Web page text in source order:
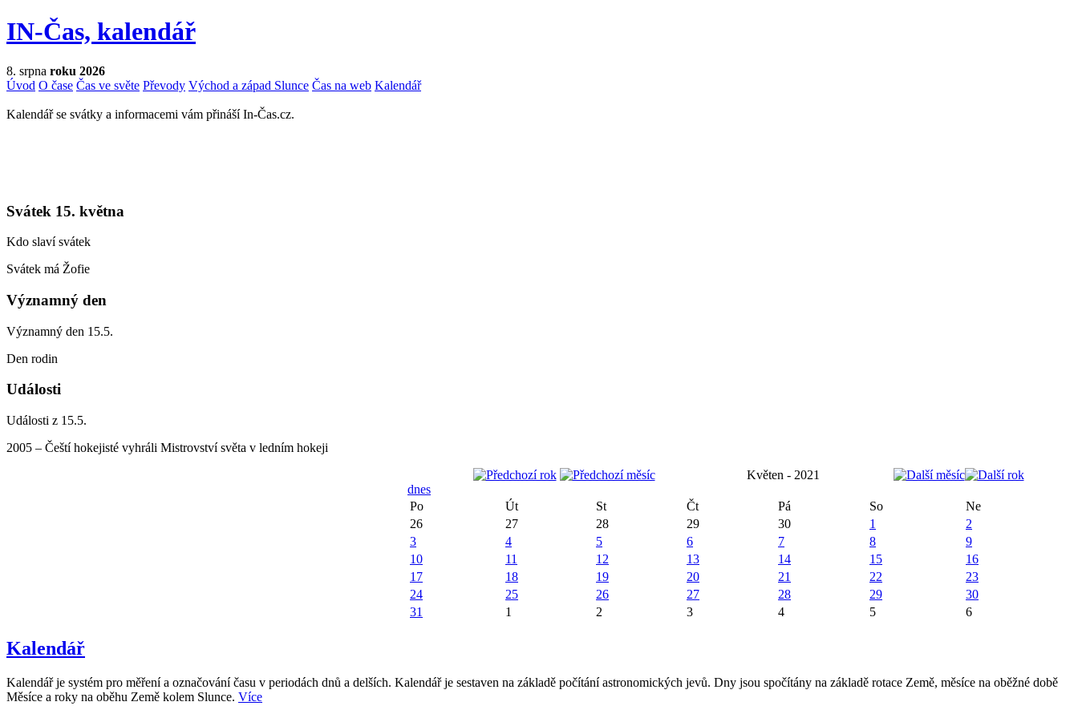
IN-Čas, kalendář
8. srpna roku 2026
Úvod O čase Čas ve světe Převody Východ a západ Slunce Čas na web Kalendář
Kalendář se svátky a informacemi vám přináší In-Čas.cz.
Svátek 15. května
Kdo slaví svátek
Svátek má Žofie
Významný den
Významný den 15.5.
Den rodin
Události
Události z 15.5.
2005 – Čeští hokejisté vyhráli Mistrovství světa v ledním hokeji
Květen - 2021
dnes
Po
Út St Čt Pá So
Ne
26
27 28 29 30 1
2
3
4 5 6 7 8
9
10
11 12 13 14 15
16
17
18 19 20 21 22
23
24
25 26 27 28 29
30
31
1 2 3 4 5 6
Kalendář
Kalendář je systém pro měření a označování času v periodách dnů a delších. Kalendář je sestaven na základě počítání astronomických jevů. Dny jsou spočítány na základě rotace Země, měsíce na oběžné době
Měsíce a roky na oběhu Země kolem Slunce. Více